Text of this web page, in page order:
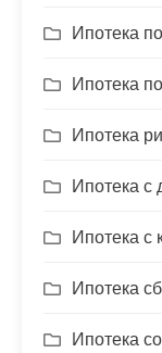
Ипотека
Ипотека
Ипотека
Ипотека с
Ипотека с
Ипотека
Ипотека